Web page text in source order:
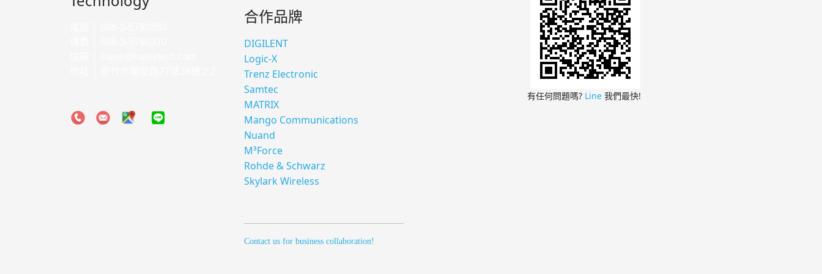
合作品牌
DIGILENT
Logic-X
Trenz Electronic
Samtec
MATRIX
Mango Communications
Nuand
M³Force
Rohde & Schwarz
Skylark Wireless
Contact us for business collaboration!
有任何問題嗎? Line 我們最快!